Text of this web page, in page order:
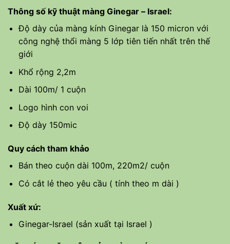
Thông số kỹ thuật màng Ginegar – Israel:
Độ dày của màng kính Ginegar là 150 micron với
công nghệ thổi màng 5 lớp tiên tiến nhất trên thế
giới
Khổ rộng 2,2m
Dài 100m/ 1 cuộn
Logo hình con voi
Độ dày 150mic
Quy cách tham khảo
Bán theo cuộn dài 100m, 220m2/ cuộn
Có cắt lẻ theo yêu cầu ( tính theo m dài )
Xuất xứ:
Ginegar-Israel (sản xuất tại Israel )